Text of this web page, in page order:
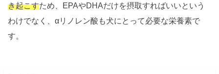
き起こすため、EPAやDHAだけを摂取すればいいという
わけでなく、αリノレン酸も犬にとって必要な栄養素で
す。